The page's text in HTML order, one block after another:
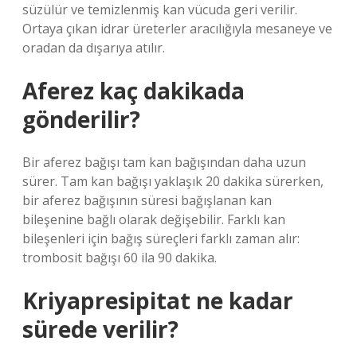
süzülür ve temizlenmiş kan vücuda geri verilir.
Ortaya çıkan idrar üreterler aracılığıyla mesaneye ve
oradan da dışarıya atılır.
Aferez kaç dakikada
gönderilir?
Bir aferez bağışı tam kan bağışından daha uzun
sürer. Tam kan bağışı yaklaşık 20 dakika sürerken,
bir aferez bağışının süresi bağışlanan kan
bileşenine bağlı olarak değişebilir. Farklı kan
bileşenleri için bağış süreçleri farklı zaman alır:
trombosit bağışı 60 ila 90 dakika.
Kriyapresipitat ne kadar
sürede verilir?